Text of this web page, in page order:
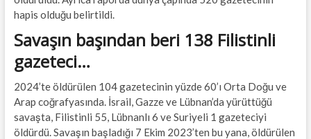
hapis olduğu belirtildi.
Savaşın başından beri 138 Filistinli
gazeteci…
2024’te öldürülen 104 gazetecinin yüzde 60’ı Orta Doğu ve
Arap coğrafyasında. İsrail, Gazze ve Lübnan’da yürüttüğü
savaşta, Filistinli 55, Lübnanlı 6 ve Suriyeli 1 gazeteciyi
öldürdü. Savaşın başladığı 7 Ekim 2023’ten bu yana, öldürülen